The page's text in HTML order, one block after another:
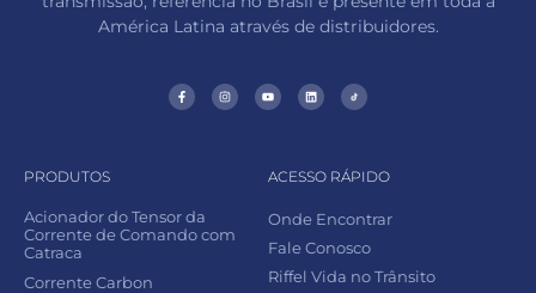
América Latina através de distribuidores.
PRODUTOS
Acionador do Tensor da
Corrente de Comando com
Catraca
Corrente Carbon
ACESSO RÁPIDO
Onde Encontrar
Fale Conosco
Riffel Vida no Trânsito